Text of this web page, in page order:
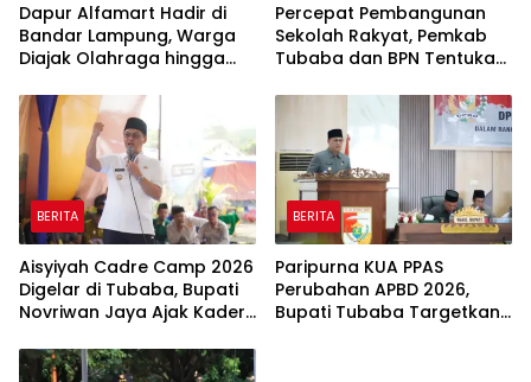
Dapur Alfamart Hadir di
Bandar Lampung, Warga
Diajak Olahraga hingga
Percepat Pembangunan
Sekolah Rakyat, Pemkab
Tubaba dan BPN Tentukan
BERITA
Aisyiyah Cadre Camp 2026
Digelar di Tubaba, Bupati
Novriwan Jaya Ajak Kader
Pembangunan
BERITA
Paripurna KUA PPAS
Perubahan APBD 2026,
Bupati Tubaba Targetkan